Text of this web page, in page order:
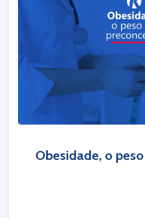
Obesidade, o